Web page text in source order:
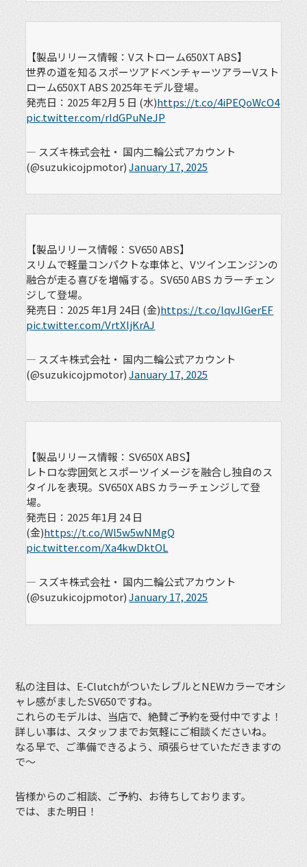
【製品リリース情報：Vストローム650XT ABS】
世界の道を知るスポーツアドベンチャーツアラーVスト
ローム650XT ABS 2025年モデル登場。
発売日：2025 年2月 5 日 (水)https://t.co/4iPEQoWcO4
pic.twitter.com/rIdGPuNeJP
— スズキ株式会社・ 国内二輪公式アカウント
(@suzukicojpmotor)January 17, 2025
【製品リリース情報：SV650 ABS】
スリムで軽量コンパクトな車体と、Vツインエンジンの
融合が走る喜びを増幅する。SV650 ABS カラーチェン
ジして登場。
発売日：2025 年1月 24日 (金)https://t.co/lqvJlGerEF
pic.twitter.com/VrtXljKrAJ
— スズキ株式会社・ 国内二輪公式アカウント
(@suzukicojpmotor)January 17, 2025
【製品リリース情報：SV650X ABS】
レトロな雰囲気とスポーツイメージを融合し独自のス
タイルを表現。SV650X ABS カラーチェンジして登
場。
発売日：2025 年1月 24 日
(金)https://t.co/Wl5w5wNMgQ
pic.twitter.com/Xa4kwDktOL
— スズキ株式会社・ 国内二輪公式アカウント
(@suzukicojpmotor)January 17, 2025
私の注目は、E-ClutchがついたレブルとNEWカラーでオシ
ャレ感がましたSV650ですね。
これらのモデルは、当店で、絶賛ご予約を受付中ですよ！
詳しい事は、スタッフまでお気軽にご相談くださいね。
なる早で、ご準備できるよう、頑張らせていただきますの
で〜
皆様からのご相談、ご予約、お待ちしております。
では、また明日！